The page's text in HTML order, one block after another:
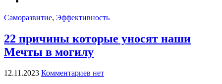
Саморазвитие, Эффективность
22 причины которые уносят наши
Мечты в могилу
12.11.2023 Комментариев нет